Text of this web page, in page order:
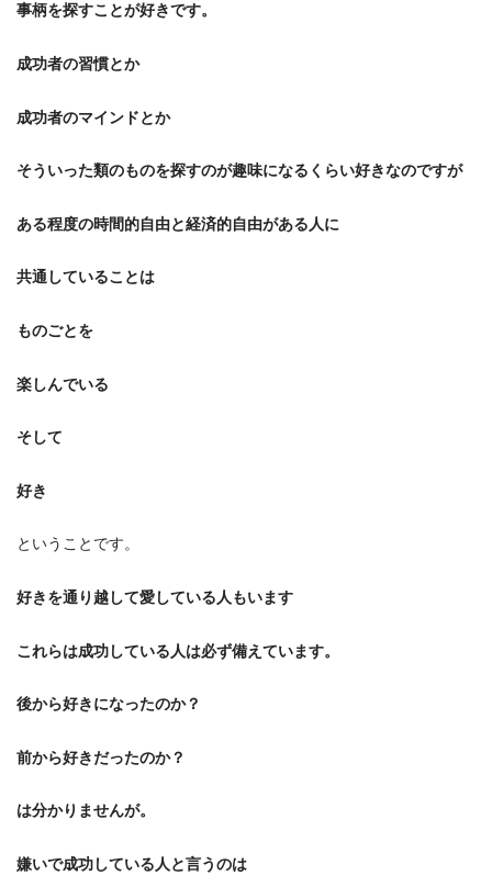
事柄を探すことが好きです。
成功者の習慣とか
成功者のマインドとか
そういった類のものを探すのが趣味になるくらい好きなのですが
ある程度の時間的自由と経済的自由がある人に
共通していることは
ものごとを
楽しんでいる
そして
好き
ということです。
好きを通り越して愛している人もいます
これらは成功している人は必ず備えています。
後から好きになったのか？
前から好きだったのか？
は分かりませんが。
嫌いで成功している人と言うのは